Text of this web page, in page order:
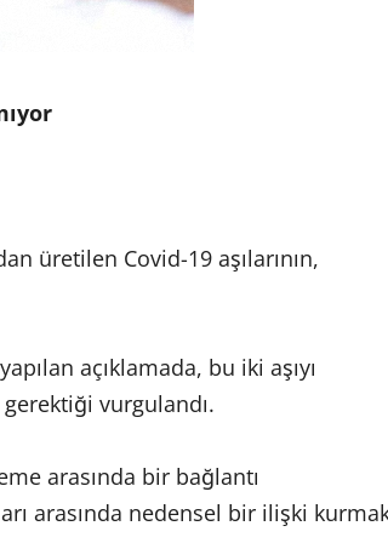
üretilen Covid-19 aşılarının,
açıklamada, bu iki aşıyı
vurgulandı.
arasında bir bağlantı
arasında nedensel bir ilişki